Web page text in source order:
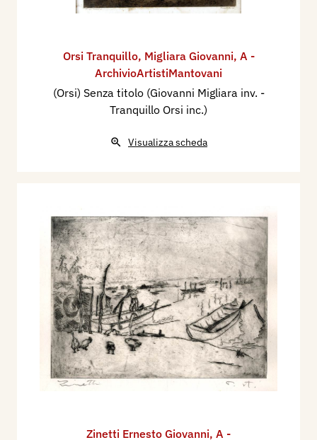
Orsi Tranquillo, Migliara Giovanni, A -
ArchivioArtistiMantovani
(Orsi) Senza titolo (Giovanni Migliara inv. -
Tranquillo Orsi inc.)
Visualizza scheda
Zinetti Ernesto Giovanni, A -